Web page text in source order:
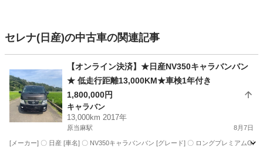
セレナ(日産)の中古車の関連記事
【オンライン決済】★日産NV350キャラバンバン
★ 低走行距離13,000KM★車検1年付き
1,800,000円
キャラバン
13,000km 2017年
原当麻駅 8月7日
[メーカー] 〇 日産 [車名] 〇 NV350キャラバンバン [グレード] 〇 ロングプレミアムGX